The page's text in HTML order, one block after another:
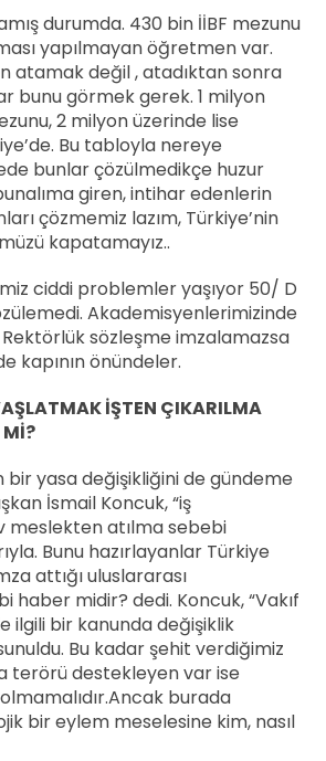
durumda. 430 bin İİBF mezunu
yapılmayan öğretmen var.
atamak değil , atadıktan sonra
bunu görmek gerek. 1 milyon
2 milyon üzerinde lise
Bu tabloyla nereye
bunlar çözülmedikçe huzur
giren, intihar edenlerin
çözmemiz lazım, Türkiye’nin
kapatamayız..
ciddi problemler yaşıyor 50/ D
Akademisyenlerimizinde
sözleşme imzalamazsa
kapının önündeler.
İŞTEN ÇIKARILMA
Mİ?
bir yasa değişikliğini de gündeme
İsmail Koncuk, “iş
meslekten atılma sebebi
Bunu hazırlayanlar Türkiye
attığı uluslararası
haber midir? dedi. Koncuk, “Vakıf
ilgili bir kanunda değişiklik
Bu kadar şehit verdiğimiz
terörü destekleyen var ise
burada
bir eylem meselesine kim, nasıl